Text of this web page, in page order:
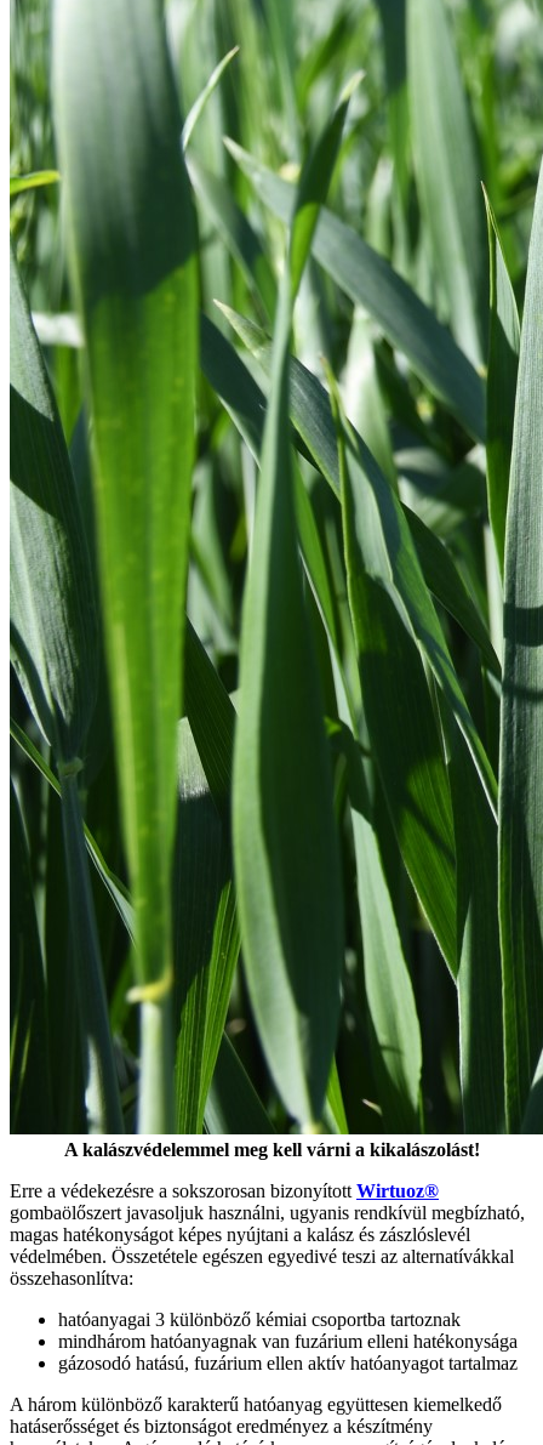
A kalászvédelemmel meg kell várni a kikalászolást!
Erre a védekezésre a sokszorosan bizonyított Wirtuoz®
gombaölőszert javasoljuk használni, ugyanis rendkívül megbízható,
magas hatékonyságot képes nyújtani a kalász és zászlóslevél
védelmében. Összetétele egészen egyedivé teszi az alternatívákkal
összehasonlítva:
hatóanyagai 3 különböző kémiai csoportba tartoznak
mindhárom hatóanyagnak van fuzárium elleni hatékonysága
gázosodó hatású, fuzárium ellen aktív hatóanyagot tartalmaz
A három különböző karakterű hatóanyag együttesen kiemelkedő
hatáserősséget és biztonságot eredményez a készítmény